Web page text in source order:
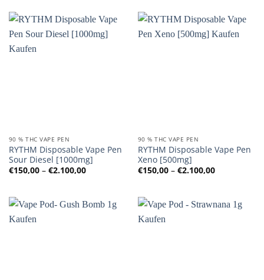
90 % THC VAPE PEN
RYTHM Disposable Vape Pen
Sour Diesel [1000mg]
€150,00 – €2.100,00Preisspanne:
90 % THC VAPE PEN
RYTHM Disposable Vape Pen
Xeno [500mg]
€150,00 – €2.100,00